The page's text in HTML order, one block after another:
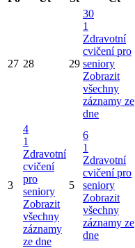
27 28 29
30
1
Zdravotní
cvičení pro
seniory
Zobrazit
všechny
záznamy ze
dne
3
4
1
Zdravotní
cvičení
pro
seniory
Zobrazit
všechny
záznamy
ze dne
5
6
1
Zdravotní
cvičení pro
seniory
Zobrazit
všechny
záznamy ze
dne